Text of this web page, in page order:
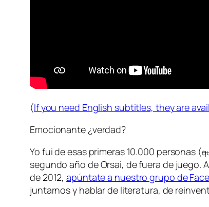
(If you need English subtitles, they are
Emocionante ¿verdad?
Yo fui de esas primeras 10.000 personas (
segundo año de Orsai, de fuera de juego.
de 2012,apúntate a nuestro grupo de
juntarnos y hablar de literatura, de